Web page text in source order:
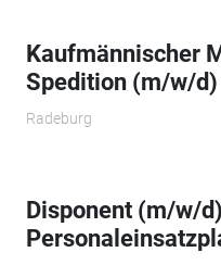
Kaufmännischer
Spedition (m/w/
Radeburg
Disponent (m/w/d)